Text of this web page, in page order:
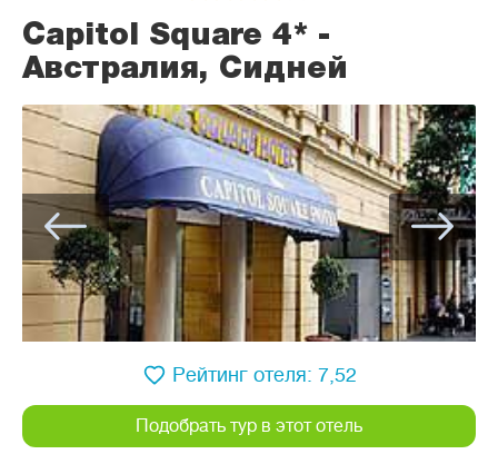
Capitol Square 4* -
Австралия, Сидней
Рейтинг отеля: 7,52
Подобрать тур в этот отель